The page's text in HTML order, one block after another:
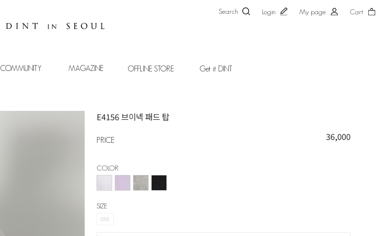
Search Login My page Cart
COMMUNITY MAGAZINE OFFLINE STORE Get it DINT
E4156 브이넥 패드 탑
PRICE 36,000
COLOR
SIZE
ONE